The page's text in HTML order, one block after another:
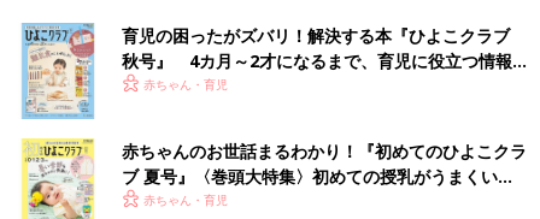
育児の困ったがズバリ！解決する本『ひよこクラブ
秋号』 4カ月～2才になるまで、育児に役立つ情報が
いっぱい！
赤ちゃん・育児
赤ちゃんのお世話まるわかり！『初めてのひよこクラ
ブ 夏号』〈巻頭大特集〉初めての授乳がうまくい
く！ おっぱい・ミルクの基本と夏のトラブル 解決テ
赤ちゃん・育児